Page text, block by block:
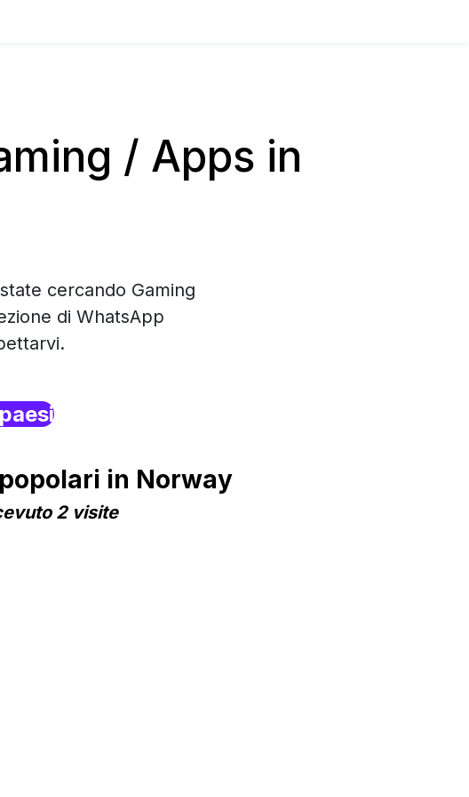
/ Apps in
cercando Gaming
di WhatsApp
in Norway
2 visite